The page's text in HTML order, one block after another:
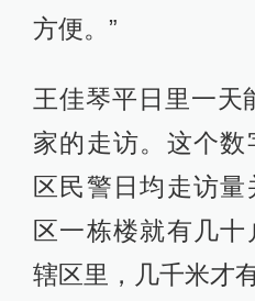
方便。”
王佳琴平日里一天
家的走访。这个
区民警日均走访
区一栋楼就有几
辖区里，几千米才